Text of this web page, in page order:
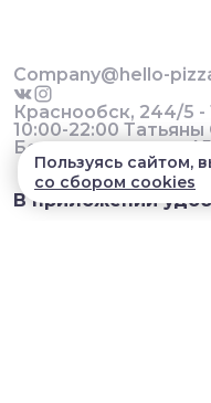
Company@hello-
Краснообск, 244/5 -
10:00-22:00
Большевистская,
В приложении
Пользуясь сайтом,
со сбором cookies